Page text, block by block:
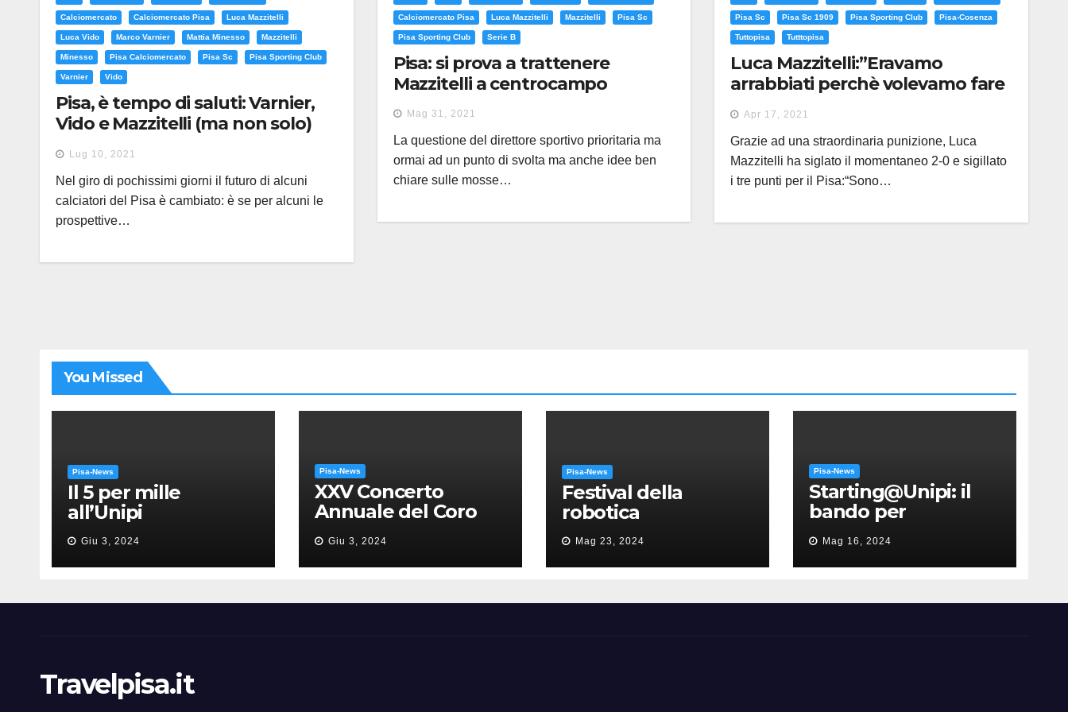
Calciomercato Calciomercato Pisa Luca Mazzitelli
Luca Vido Marco Varnier Mattia Minesso Mazzitelli
Minesso Pisa Calciomercato Pisa Sc Pisa Sporting Club
Varnier Vido
Pisa, è tempo di saluti: Varnier,
Vido e Mazzitelli (ma non solo)
proseguiranno altrove
Lug 10, 2021
Nel giro di pochissimi giorni il futuro di alcuni
calciatori del Pisa è cambiato: è se per alcuni le
prospettive…
Calciomercato Pisa Luca Mazzitelli Mazzitelli Pisa Sc
Pisa Sporting Club Serie B
Pisa: si prova a trattenere
Mazzitelli a centrocampo
Mag 31, 2021
La questione del direttore sportivo prioritaria ma
ormai ad un punto di svolta ma anche idee ben
chiare sulle mosse…
Pisa Sc Pisa Sc 1909 Pisa Sporting Club Pisa-Cosenza
Tuttopisa Tutttopisa
Luca Mazzitelli:”Eravamo
arrabbiati perchè volevamo fare
meglio ultimamente. Abbiamo
lavorato sodo per fare una gara
così”
Apr 17, 2021
Grazie ad una straordinaria punizione, Luca
Mazzitelli ha siglato il momentaneo 2-0 e sigillato
i tre punti per il Pisa:“Sono…
You Missed
Pisa-News
Il 5 per mille
all’Unipi
Giu 3, 2024
Pisa-News
XXV Concerto
Annuale del Coro
dell’Università: la
“Messa in gloria” di
Giacomo Puccini
Giu 3, 2024
Pisa-News
Festival della
robotica
Mag 23, 2024
Pisa-News
Starting@Unipi: il
bando per
supportare la
partecipazione
all’ERC Starting
Mag 16, 2024
Travelpisa.it